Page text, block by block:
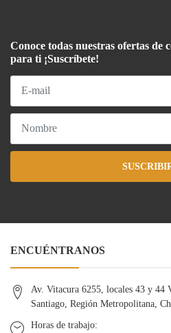
Conoce todas nuestras ofertas de
para ti ¡Suscríbete!
ENCUÉNTRANOS
Av. Vitacura 6255, locales 43 y 44
Santiago, Región Metropolitana,
Horas de trabajo: